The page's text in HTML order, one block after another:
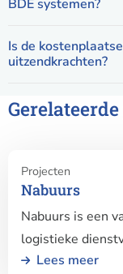
BDE systemen?
Is de
uitzendkrachten?
Projecten
Nabuurs
Nabuurs is een
logistieke
Lees meer
meer
over
Nabuurs